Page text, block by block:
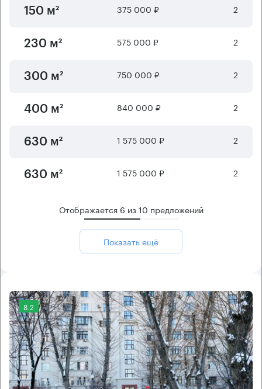
150 м² 375 000 ₽ 2
230 м² 575 000 ₽ 2
300 м² 750 000 ₽ 2
400 м² 840 000 ₽ 2
630 м² 1 575 000 ₽ 2
630 м² 1 575 000 ₽ 2
Отображается 6 из10 предложений
Показать ещё
8.2